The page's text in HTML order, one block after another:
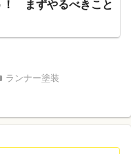
！ まずやるべきこと
ランナー塗装